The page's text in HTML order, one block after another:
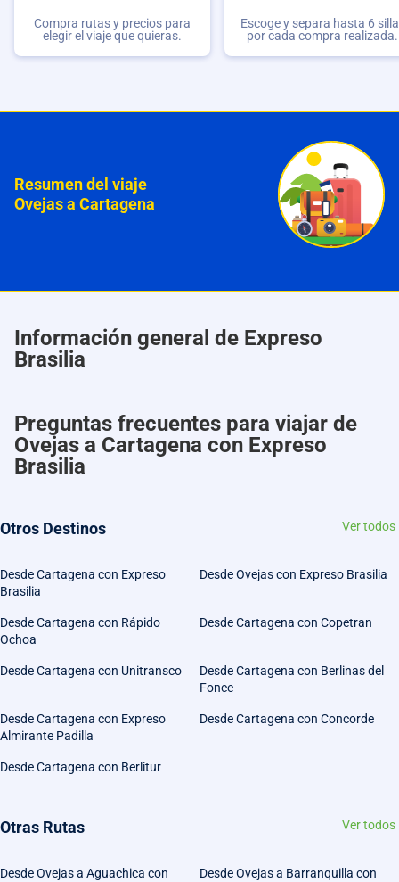
Compra rutas y precios para
elegir el viaje que quieras.
Escoge y separa hasta 6
por cada compra realizada.
Resumen del viaje
Ovejas a Cartagena
Información general de Expreso
Brasilia
Preguntas frecuentes para viajar de
Ovejas a Cartagena con Expreso
Brasilia
Otros Destinos Ver todos
Desde Cartagena con Expreso
Brasilia
Desde Ovejas con Expreso Brasilia
Desde Cartagena con Rápido
Ochoa
Desde Cartagena con Copetran
Desde Cartagena con Unitransco
Desde Cartagena con Berlinas del
Fonce
Desde Cartagena con Expreso
Almirante Padilla
Desde Cartagena con Concorde
Desde Cartagena con Berlitur
Otras Rutas Ver todos
Desde Ovejas a Aguachica con
Desde Ovejas a Barranquilla con